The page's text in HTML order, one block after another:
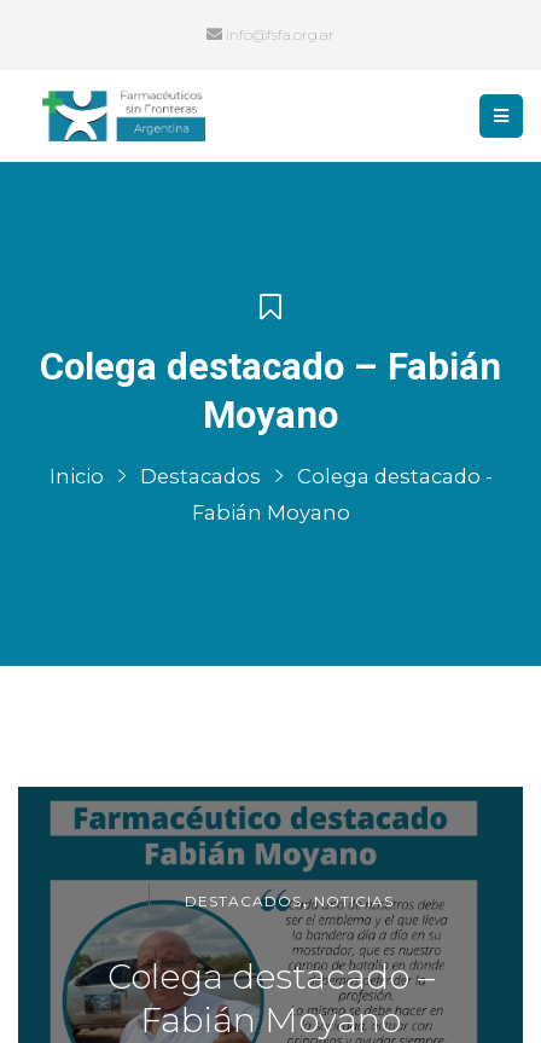
info@fsfa.org.ar
Colega destacado – Fabián
Moyano
Inicio Destacados
Colega destacado -
Fabián Moyano
DESTACADOS,NOTICIAS
Colega destacado –
Fabián Moyano